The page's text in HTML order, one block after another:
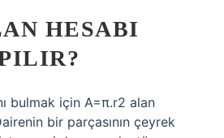
HESABI
bulmak için A=π.r2 alan
bir parçasının çeyrek